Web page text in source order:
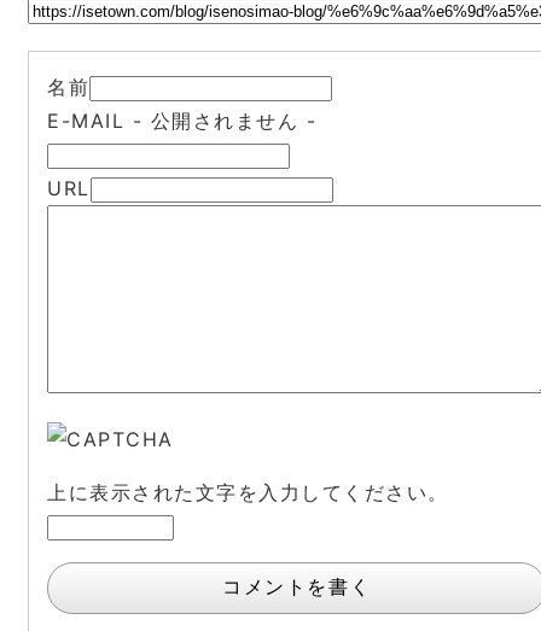
名前
E-MAIL - 公開されません -
URL
上に表示された文字を入力してください。